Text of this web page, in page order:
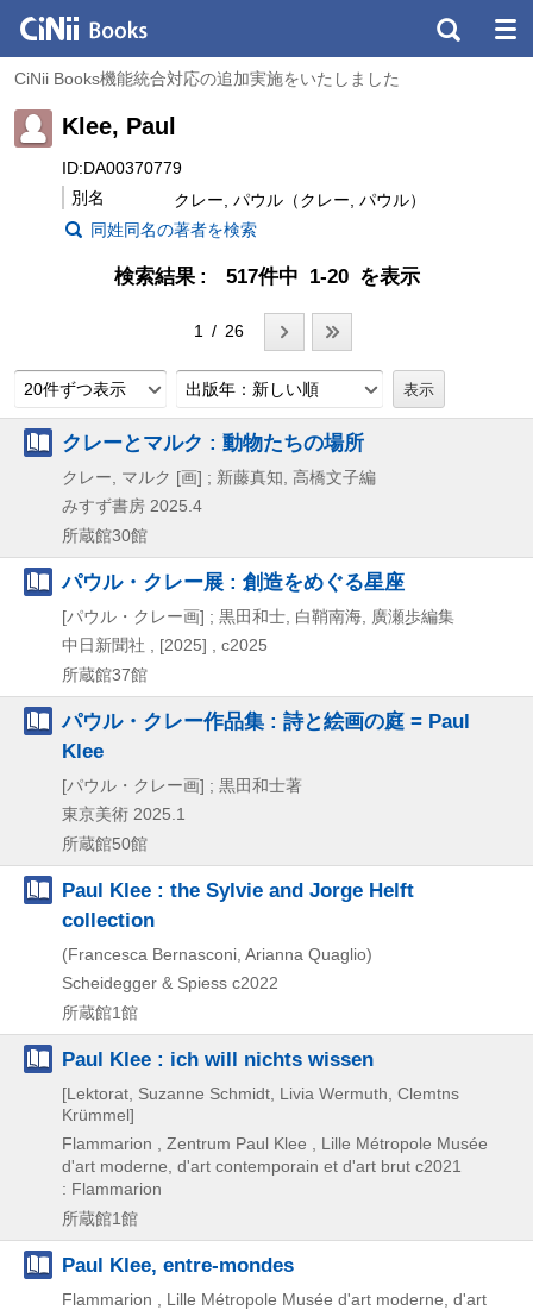
CiNii Books機能統合対応の追加実施をいたしました
Klee, Paul
ID:DA00370779
別名
クレー, パウル（クレー, パウル）
同姓同名の著者を検索
検索結果 517件中 1-20 を表示
1 / 26
20件ずつ表示 出版年：新しい順
クレーとマルク : 動物たちの場所
クレー, マルク [画] ; 新藤真知, 高橋文子編
みすず書房 2025.4
所蔵館30館
パウル・クレー展 : 創造をめぐる星座
[パウル・クレー画] ; 黒田和士, 白鞘南海, 廣瀬歩編集
中日新聞社 , [2025] , c2025
所蔵館37館
パウル・クレー作品集 : 詩と絵画の庭 = Paul
Klee
[パウル・クレー画] ; 黒田和士著
東京美術 2025.1
所蔵館50館
Paul Klee : the Sylvie and Jorge Helft
collection
(Francesca Bernasconi, Arianna Quaglio)
Scheidegger & Spiess c2022
所蔵館1館
Paul Klee : ich will nichts wissen
[Lektorat, Suzanne Schmidt, Livia Wermuth, Clemtns
Krümmel]
Flammarion , Zentrum Paul Klee , Lille Métropole Musée
d'art moderne, d'art contemporain et d'art brut c2021
: Flammarion
所蔵館1館
Paul Klee, entre-mondes
Flammarion , Lille Métropole Musée d'art moderne, d'art